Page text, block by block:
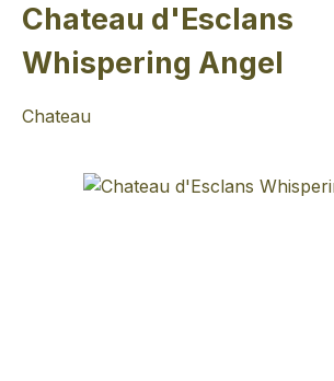
Chateau d'Esclans
Whispering Angel
Chateau
Bildergalerie überspringen